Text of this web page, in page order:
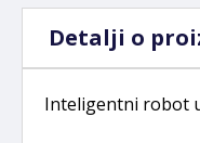
Detalji o
Inteligentni robot